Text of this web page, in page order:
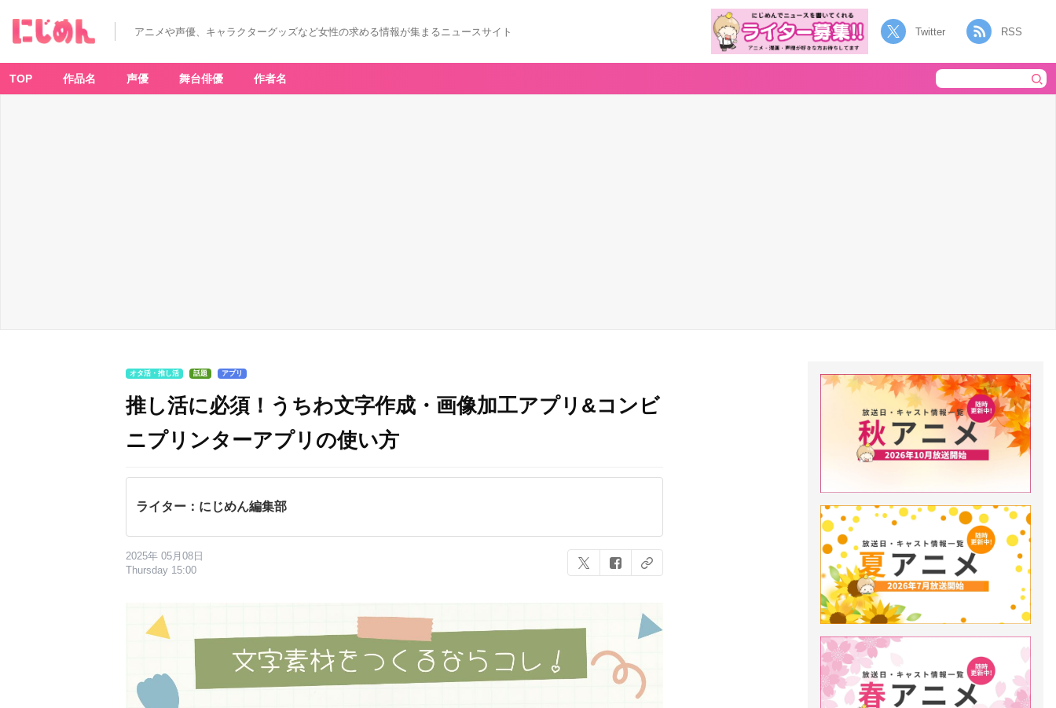
アニメや声優、キャラクターグッズなど女性の求める情報が集まるニュースサイト Twitter RSS
TOP 作品名 声優 舞台俳優 作者名
オタ活・推し活 話題 アプリ
推し活に必須！うちわ文字作成・画像加工アプリ&コンビ
ニプリンターアプリの使い方
ライター：にじめん編集部
2025年 05月08日
Thursday 15:00